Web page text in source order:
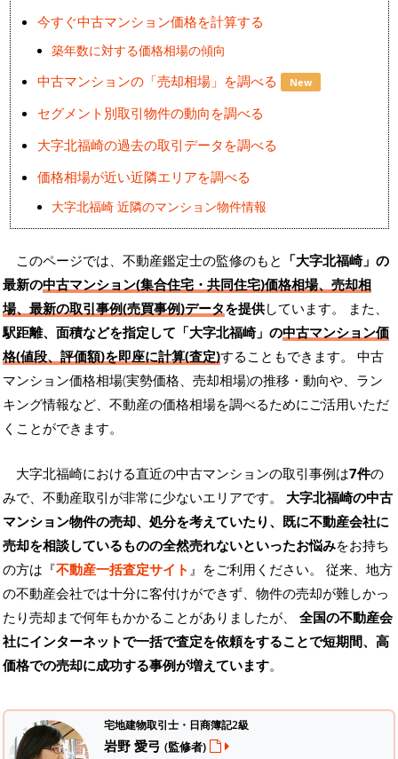
今すぐ中古マンション価格を計算する
築年数に対する価格相場の傾向
中古マンションの「売却相場」を調べる New
セグメント別取引物件の動向を調べる
大字北福崎の過去の取引データを調べる
価格相場が近い近隣エリアを調べる
大字北福崎 近隣のマンション物件情報
このページでは、不動産鑑定士の監修のもと 「大字北福崎」の
最新の中古マンション(集合住宅・共同住宅)価格相場、売却相
場、最新の取引事例(売買事例)データを提供しています。 また、
駅距離、面積などを指定して「大字北福崎」の中古マンション価
格(値段、評価額)を即座に計算(査定)することもできます。 中古
マンション価格相場(実勢価格、売却相場)の推移・動向や、ラン
キング情報など、不動産の価格相場を調べるためにご活用いただ
くことができます。
大字北福崎における直近の中古マンションの取引事例は7件の
みで、不動産取引が非常に少ないエリアです。 大字北福崎の中古
マンション物件の売却、処分を考えていたり、既に不動産会社に
売却を相談しているものの全然売れないといったお悩みをお持ち
の方は『不動産一括査定サイト 』をご利用ください。 従来、地方
の不動産会社では十分に客付けができず、物件の売却が難しかっ
たり売却まで何年もかかることがありましたが、 全国の不動産会
社にインターネットで一括で査定を依頼をすることで短期間、高
価格での売却に成功する事例が増えています。
宅地建物取引士・日商簿記2級
岩野 愛弓 (監修者)